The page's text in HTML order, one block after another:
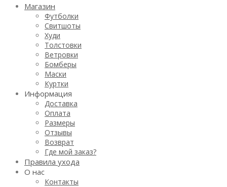
Магазин
Футболки
Свитшоты
Худи
Толстовки
Ветровки
Бомберы
Маски
Куртки
Информация
Доставка
Оплата
Размеры
Отзывы
Возврат
Где мой заказ?
Правила ухода
О нас
Контакты